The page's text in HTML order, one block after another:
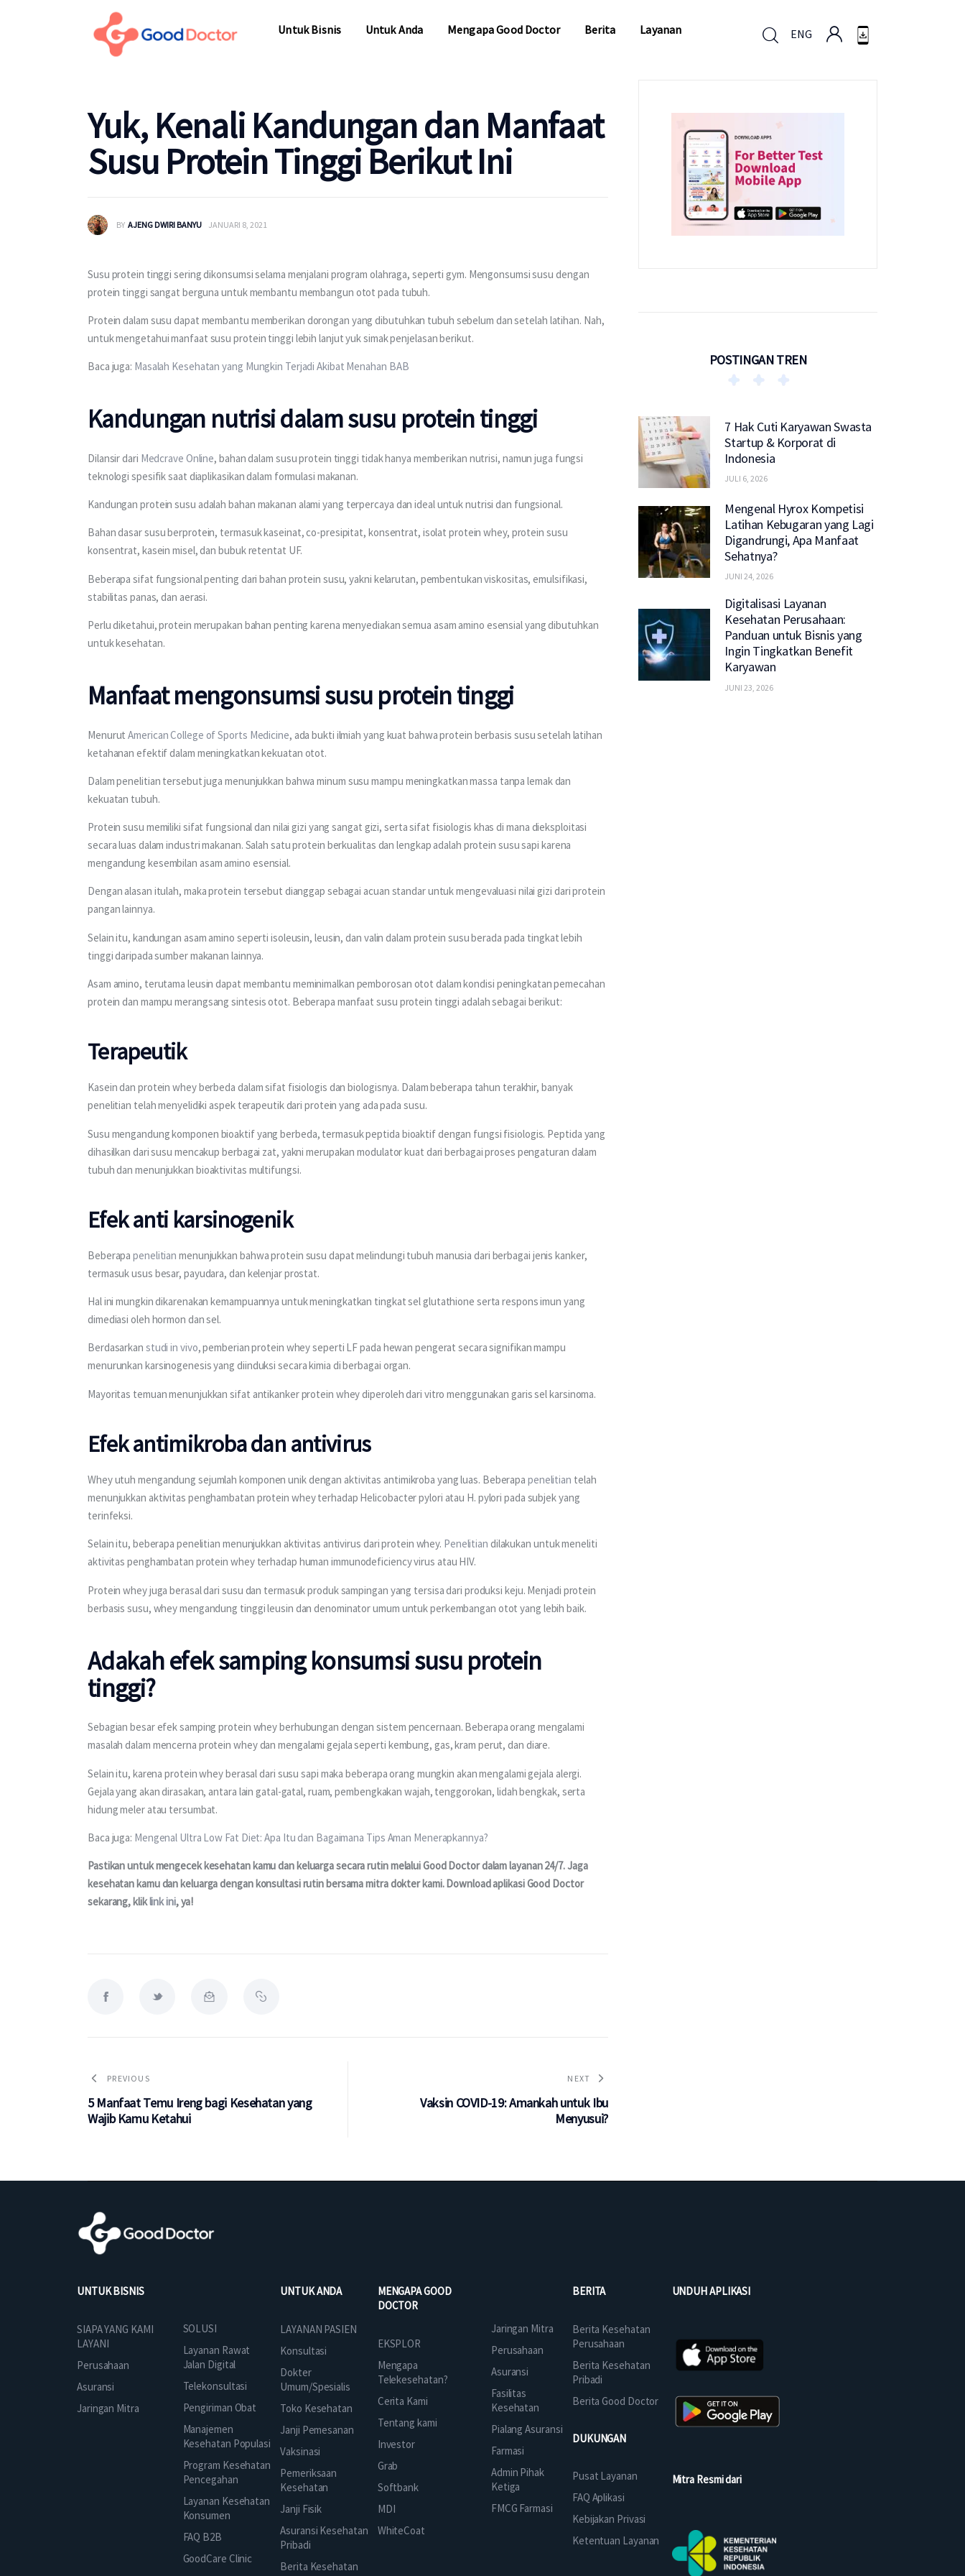
Untuk Bisnis Untuk Anda Mengapa Good Doctor Berita Layanan ENG
Yuk, Kenali Kandungan dan Manfaat
Susu Protein Tinggi Berikut Ini
BY AJENG DWIRI BANYU JANUARI 8, 2021
Susu protein tinggi sering dikonsumsi selama menjalani program olahraga, seperti gym. Mengonsumsi susu dengan
protein tinggi sangat berguna untuk membantu membangun otot pada tubuh.
Protein dalam susu dapat membantu memberikan dorongan yang dibutuhkan tubuh sebelum dan setelah latihan. Nah,
untuk mengetahui manfaat susu protein tinggi lebih lanjut yuk simak penjelasan berikut.
Baca juga: Masalah Kesehatan yang Mungkin Terjadi Akibat Menahan BAB
Kandungan nutrisi dalam susu protein tinggi
Dilansir dari Medcrave Online, bahan dalam susu protein tinggi tidak hanya memberikan nutrisi, namun juga fungsi
teknologi spesifik saat diaplikasikan dalam formulasi makanan.
Kandungan protein susu adalah bahan makanan alami yang terpercaya dan ideal untuk nutrisi dan fungsional.
Bahan dasar susu berprotein, termasuk kaseinat, co-presipitat, konsentrat, isolat protein whey, protein susu
konsentrat, kasein misel, dan bubuk retentat UF.
Beberapa sifat fungsional penting dari bahan protein susu, yakni kelarutan, pembentukan viskositas, emulsifikasi,
stabilitas panas, dan aerasi.
Perlu diketahui, protein merupakan bahan penting karena menyediakan semua asam amino esensial yang dibutuhkan
untuk kesehatan.
Manfaat mengonsumsi susu protein tinggi
Menurut American College of Sports Medicine, ada bukti ilmiah yang kuat bahwa protein berbasis susu setelah latihan
ketahanan efektif dalam meningkatkan kekuatan otot.
Dalam penelitian tersebut juga menunjukkan bahwa minum susu mampu meningkatkan massa tanpa lemak dan
kekuatan tubuh.
Protein susu memiliki sifat fungsional dan nilai gizi yang sangat gizi, serta sifat fisiologis khas di mana dieksploitasi
secara luas dalam industri makanan. Salah satu protein berkualitas dan lengkap adalah protein susu sapi karena
mengandung kesembilan asam amino esensial.
Dengan alasan itulah, maka protein tersebut dianggap sebagai acuan standar untuk mengevaluasi nilai gizi dari protein
pangan lainnya.
Selain itu, kandungan asam amino seperti isoleusin, leusin, dan valin dalam protein susu berada pada tingkat lebih
tinggi daripada sumber makanan lainnya.
Asam amino, terutama leusin dapat membantu meminimalkan pemborosan otot dalam kondisi peningkatan pemecahan
protein dan mampu merangsang sintesis otot. Beberapa manfaat susu protein tinggi adalah sebagai berikut:
Terapeutik
Kasein dan protein whey berbeda dalam sifat fisiologis dan biologisnya. Dalam beberapa tahun terakhir, banyak
penelitian telah menyelidiki aspek terapeutik dari protein yang ada pada susu.
Susu mengandung komponen bioaktif yang berbeda, termasuk peptida bioaktif dengan fungsi fisiologis. Peptida yang
dihasilkan dari susu mencakup berbagai zat, yakni merupakan modulator kuat dari berbagai proses pengaturan dalam
tubuh dan menunjukkan bioaktivitas multifungsi.
Efek anti karsinogenik
Beberapa penelitian menunjukkan bahwa protein susu dapat melindungi tubuh manusia dari berbagai jenis kanker,
termasuk usus besar, payudara, dan kelenjar prostat.
Hal ini mungkin dikarenakan kemampuannya untuk meningkatkan tingkat sel glutathione serta respons imun yang
dimediasi oleh hormon dan sel.
Berdasarkan studi in vivo, pemberian protein whey seperti LF pada hewan pengerat secara signifikan mampu
menurunkan karsinogenesis yang diinduksi secara kimia di berbagai organ.
Mayoritas temuan menunjukkan sifat antikanker protein whey diperoleh dari vitro menggunakan garis sel karsinoma.
Efek antimikroba dan antivirus
Whey utuh mengandung sejumlah komponen unik dengan aktivitas antimikroba yang luas. Beberapa penelitian telah
menunjukkan aktivitas penghambatan protein whey terhadap Helicobacter pylori atau H. pylori pada subjek yang
terinfeksi.
Selain itu, beberapa penelitian menunjukkan aktivitas antivirus dari protein whey. Penelitian dilakukan untuk meneliti
aktivitas penghambatan protein whey terhadap human immunodeficiency virus atau HIV.
Protein whey juga berasal dari susu dan termasuk produk sampingan yang tersisa dari produksi keju. Menjadi protein
berbasis susu, whey mengandung tinggi leusin dan denominator umum untuk perkembangan otot yang lebih baik.
Adakah efek samping konsumsi susu protein
tinggi?
Sebagian besar efek samping protein whey berhubungan dengan sistem pencernaan. Beberapa orang mengalami
masalah dalam mencerna protein whey dan mengalami gejala seperti kembung, gas, kram perut, dan diare.
Selain itu, karena protein whey berasal dari susu sapi maka beberapa orang mungkin akan mengalami gejala alergi.
Gejala yang akan dirasakan, antara lain gatal-gatal, ruam, pembengkakan wajah, tenggorokan, lidah bengkak, serta
hidung meler atau tersumbat.
Baca juga: Mengenal Ultra Low Fat Diet: Apa Itu dan Bagaimana Tips Aman Menerapkannya?
Pastikan untuk mengecek kesehatan kamu dan keluarga secara rutin melalui Good Doctor dalam layanan 24/7. Jaga
kesehatan kamu dan keluarga dengan konsultasi rutin bersama mitra dokter kami. Download aplikasi Good Doctor
sekarang, klik link ini, ya!
PREVIOUS
5 Manfaat Temu Ireng bagi Kesehatan yang
Wajib Kamu Ketahui
NEXT
Vaksin COVID-19: Amankah untuk Ibu
Menyusui?
POSTINGAN TREN
7 Hak Cuti Karyawan Swasta
Startup & Korporat di
Indonesia
JULI 6, 2026
Mengenal Hyrox Kompetisi
Latihan Kebugaran yang Lagi
Digandrungi, Apa Manfaat
Sehatnya?
JUNI 24, 2026
Digitalisasi Layanan
Kesehatan Perusahaan:
Panduan untuk Bisnis yang
Ingin Tingkatkan Benefit
Karyawan
JUNI 23, 2026
UNTUK BISNIS
SIAPA YANG KAMI
LAYANI
Perusahaan
Asuransi
Jaringan Mitra
SOLUSI
Layanan Rawat
Jalan Digital
Telekonsultasi
Pengiriman Obat
Manajemen
Kesehatan Populasi
Program Kesehatan
Pencegahan
Layanan Kesehatan
Konsumen
FAQ B2B
GoodCare Clinic
UNTUK ANDA
LAYANAN PASIEN
Konsultasi
Dokter
Umum/Spesialis
Toko Kesehatan
Janji Pemesanan
Vaksinasi
Pemeriksaan
Kesehatan
Janji Fisik
Asuransi Kesehatan
Pribadi
Berita Kesehatan
MENGAPA GOOD
DOCTOR
EKSPLOR
Mengapa
Telekesehatan?
Cerita Kami
Tentang kami
Investor
Grab
Softbank
MDI
WhiteCoat
Jaringan Mitra
Perusahaan
Asuransi
Fasilitas
Kesehatan
Pialang Asuransi
Farmasi
Admin Pihak
Ketiga
FMCG Farmasi
BERITA
Berita Kesehatan
Perusahaan
Berita Kesehatan
Pribadi
Berita Good Doctor
DUKUNGAN
Pusat Layanan
FAQ Aplikasi
Kebijakan Privasi
Ketentuan Layanan
UNDUH APLIKASI
Mitra Resmi dari